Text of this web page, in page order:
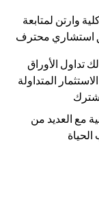
وارتن لمتابعة
استشاري محترف
تداول الأوراق
المتداولة
مع العديد من